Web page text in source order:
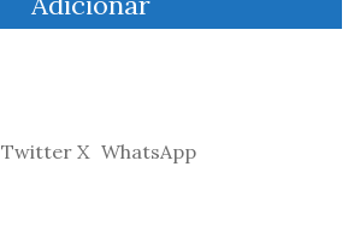
Twitter X WhatsApp